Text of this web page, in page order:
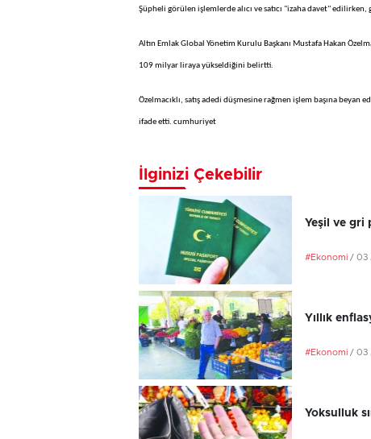
Şüpheli görülen işlemlerde alıcı ve satıcı "izaha davet"
Altın Emlak Global Yönetim Kurulu Başkanı Mustafa Hakan
109 milyar liraya yükseldiğini belirtti.
Özelmacıklı, satış adedi düşmesine rağmen işlem başına
ifade etti. cumhuriyet
İlginizi Çekebilir
Yeşil ve gri
#Ekonomi / 03
Yıllık
#Ekonomi / 03
Yoksulluk